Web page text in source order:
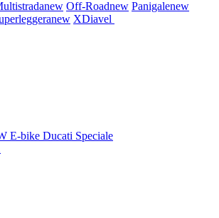
new Off-Roadnew Panigalenew
new XDiavel
E-bike Ducati Speciale